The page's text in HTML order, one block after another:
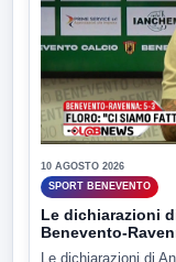
10 AGOSTO 2026
SPORT BENEVENTO
Le dichiarazioni
Benevento-
Le dichiarazioni di